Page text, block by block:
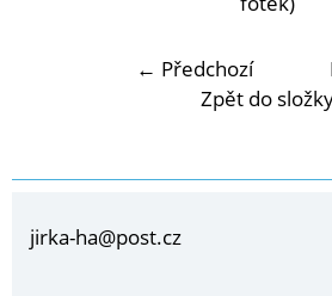
← Předchozí
Zpět do
jirka-ha@post.cz